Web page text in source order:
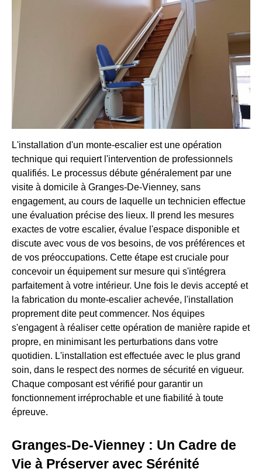
L'installation d'un monte-escalier est une opération
technique qui requiert l'intervention de professionnels
qualifiés. Le processus débute généralement par une
visite à domicile à Granges-De-Vienney, sans
engagement, au cours de laquelle un technicien effectue
une évaluation précise des lieux. Il prend les mesures
exactes de votre escalier, évalue l'espace disponible et
discute avec vous de vos besoins, de vos préférences et
de vos préoccupations. Cette étape est cruciale pour
concevoir un équipement sur mesure qui s'intégrera
parfaitement à votre intérieur. Une fois le devis accepté et
la fabrication du monte-escalier achevée, l'installation
proprement dite peut commencer. Nos équipes
s'engagent à réaliser cette opération de manière rapide et
propre, en minimisant les perturbations dans votre
quotidien. L'installation est effectuée avec le plus grand
soin, dans le respect des normes de sécurité en vigueur.
Chaque composant est vérifié pour garantir un
fonctionnement irréprochable et une fiabilité à toute
épreuve.
Granges-De-Vienney : Un Cadre de
Vie à Préserver avec Sérénité